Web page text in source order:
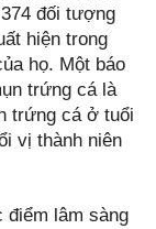
đối tượng
hiện trong
họ. Một báo
trứng cá là
trứng cá ở tuổi
vị thành niên
điểm lâm sàng